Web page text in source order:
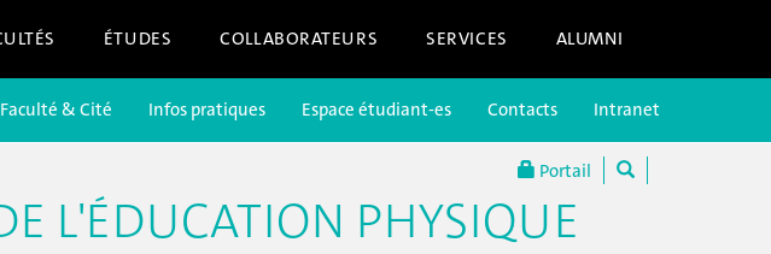
ÉTUDES COLLABORATEURS SERVICES ALUMNI
Portail
Faculté & Cité Infos pratiques Espace étudiant-es Contacts Intranet
L'ÉDUCATION PHYSIQUE